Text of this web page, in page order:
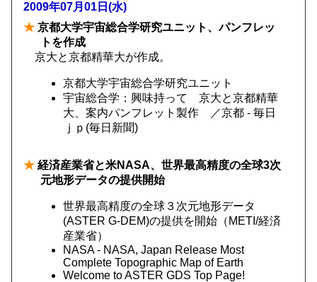
2009年07月01日(水)
★ 京都大学宇宙総合学研究ユニット、パンフレッ
トを作成
京大と京都精華大が作成。
京都大学宇宙総合学研究ユニット
宇宙総合学：興味持って 京大と京都精華
大、案内パンフレット製作 ／京都 - 毎日
ｊｐ(毎日新聞)
★ 経済産業省と米NASA、世界最高精度の全球3次
元地形データの提供開始
世界最高精度の全球３次元地形データ
(ASTER G-DEM)の提供を開始（METI/経済
産業省）
NASA - NASA, Japan Release Most
Complete Topographic Map of Earth
Welcome to ASTER GDS Top Page!